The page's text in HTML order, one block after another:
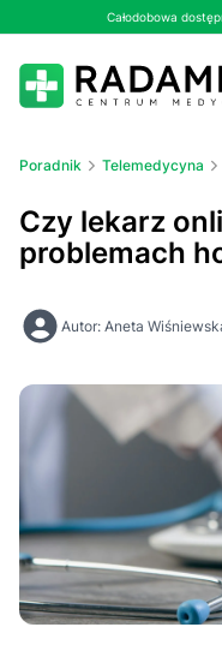
Całodobowa
Poradnik Telemedycyna
Czy lekarz
problemach
Autor: Aneta